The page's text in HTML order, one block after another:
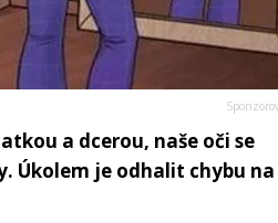
a dcerou, naše oči se
Úkolem je odhalit chybu na